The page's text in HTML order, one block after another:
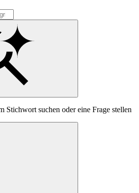
Stichwort suchen oder eine Frage stellen